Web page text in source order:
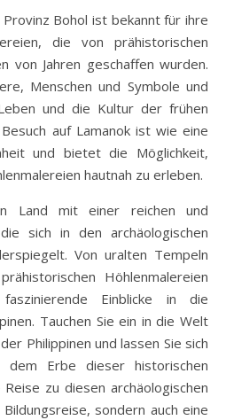
Bohol ist bekannt für ihre
die von prähistorischen
von Jahren geschaffen wurden.
Menschen und Symbole und
und die Kultur der frühen
auf Lamanok ist wie eine
und bietet die Möglichkeit,
hautnah zu erleben.
Land mit einer reichen und
sich in den archäologischen
Von uralten Tempeln
Höhlenmalereien
Einblicke in die
Tauchen Sie ein in die Welt
Philippinen und lassen Sie sich
Erbe dieser historischen
zu diesen archäologischen
sondern auch eine